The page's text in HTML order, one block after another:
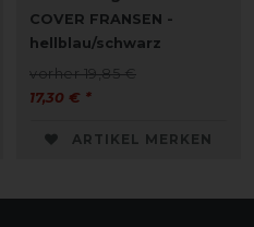
COVER FRANSEN -
hellblau/schwarz
vorher 19,85 €
17,30 € *
ARTIKEL MERKEN